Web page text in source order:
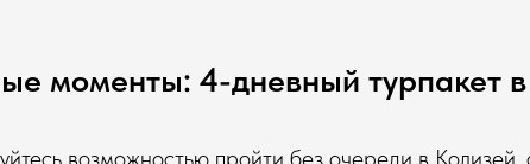
моменты: 4-дневный турпакет
возможностью пройти без очереди в